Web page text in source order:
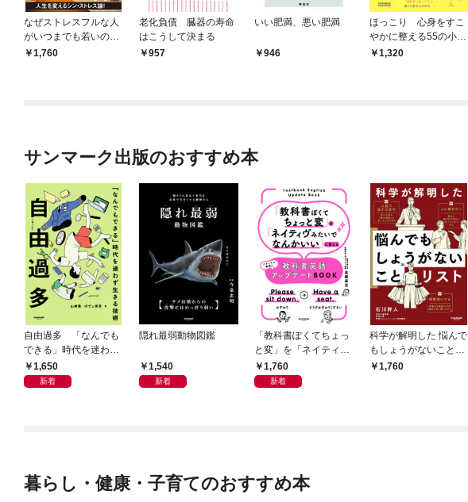
なぜストレスフルな人
がいつまでも若いのか
ストレスを使いこな
1,760
老化負債 臓器の寿命
はこうして決まる
957
いい肥満、悪い肥満
946
ほっこり 心身をすこ
やかに整える55の小さ
なレッスン
1,320
サンマーク出版のおすすめ本
自由過多 「なんでも
できる」時代を迷わず
生きる技術
1,650
新着
隠れ最弱動物図鑑
1,540
新着
「教科書ぽくてちょっ
と変」を「ネイティヴ
みたいでなんかいい」
に変える教科書英語ア
1,760
新着
科学が解明した 悩んで
もしょうがないことリ
スト1,760
暮らし・健康・子育てのおすすめ本